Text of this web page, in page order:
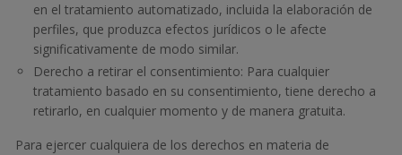
en el tratamiento automatizado, incluida la elaboración de
perfiles, que produzca efectos jurídicos o le afecte
significativamente de modo similar.
Derecho a retirar el consentimiento: Para cualquier
tratamiento basado en su consentimiento, tiene derecho a
retirarlo, en cualquier momento y de manera gratuita.
Para ejercer cualquiera de los derechos en materia de